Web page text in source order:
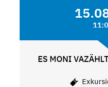
ES MONI